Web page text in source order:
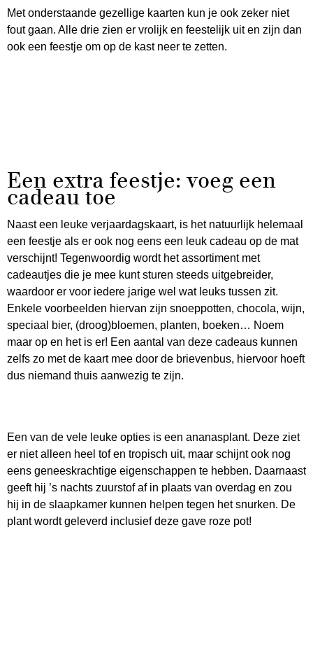
Met onderstaande gezellige kaarten kun je ook zeker niet
fout gaan. Alle drie zien er vrolijk en feestelijk uit en zijn dan
ook een feestje om op de kast neer te zetten.
Een extra feestje: voeg een
cadeau toe
Naast een leuke verjaardagskaart, is het natuurlijk helemaal
een feestje als er ook nog eens een leuk cadeau op de mat
verschijnt! Tegenwoordig wordt het assortiment met
cadeautjes die je mee kunt sturen steeds uitgebreider,
waardoor er voor iedere jarige wel wat leuks tussen zit.
Enkele voorbeelden hiervan zijn snoeppotten, chocola, wijn,
speciaal bier, (droog)bloemen, planten, boeken… Noem
maar op en het is er! Een aantal van deze cadeaus kunnen
zelfs zo met de kaart mee door de brievenbus, hiervoor hoeft
dus niemand thuis aanwezig te zijn.
Een van de vele leuke opties is een ananasplant. Deze ziet
er niet alleen heel tof en tropisch uit, maar schijnt ook nog
eens geneeskrachtige eigenschappen te hebben. Daarnaast
geeft hij ’s nachts zuurstof af in plaats van overdag en zou
hij in de slaapkamer kunnen helpen tegen het snurken. De
plant wordt geleverd inclusief deze gave roze pot!